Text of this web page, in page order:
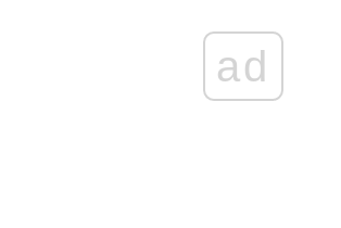
ad